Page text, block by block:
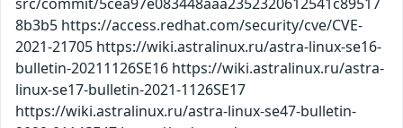
8b3b5 https://access.redhat.com/security/cve/CVE-
2021-21705 https://wiki.astralinux.ru/astra-linux-se16-
bulletin-20211126SE16 https://wiki.astralinux.ru/astra-
linux-se17-bulletin-2021-1126SE17
https://wiki.astralinux.ru/astra-linux-se47-bulletin-